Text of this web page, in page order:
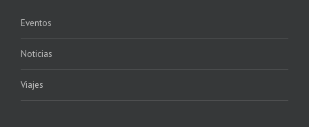
Eventos
Noticias
Viajes